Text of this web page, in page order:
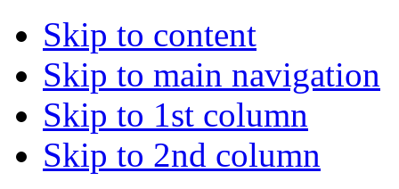
Skip to content
Skip to main navigation
Skip to 1st column
Skip to 2nd column